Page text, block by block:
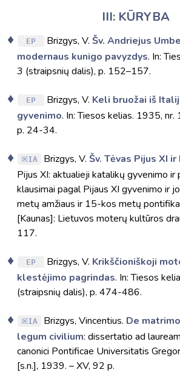
III: KŪRYBA
EP Brizgys, V. Šv. Andriejus
modernaus kunigo pavyzdys. In:
3 (straipsnių dalis), p. 152–157.
EP Brizgys, V. Keli bruožai iš
gyvenimo. In: Tiesos kelias. 1935, nr.
p. 24-34.
IA Brizgys, V. Šv. Tėvas Pijus XI
Pijus XI: aktualieji katalikų gyvenimo ir
klausimai pagal Pijaus XI gyvenimo ir
metų amžiaus ir 15-kos metų
[Kaunas]: Lietuvos moterų kultūros
117.
EP Brizgys, V. Krikščioniškoji
klestėjimo pagrindas. In: Tiesos
(straipsnių dalis), p. 474-486.
IA Brizgys, Vincentius. De
legum civilium: dissertatio ad
canonici Pontificae Universitatis
[s.n.], 1939. – XV, 92 p.